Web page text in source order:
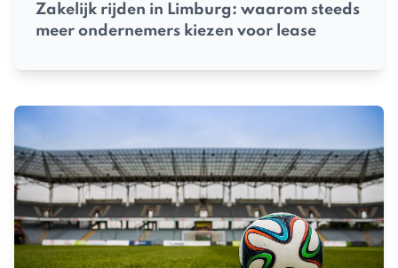
Zakelijk rijden in Limburg: waarom steeds
meer ondernemers kiezen voor lease